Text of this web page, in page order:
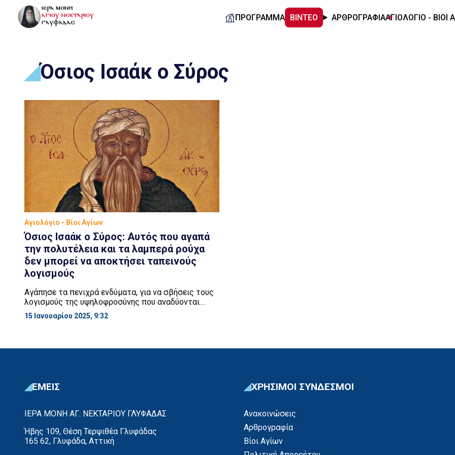
ΠΡΟΓΡΑΜΜΑ ΒΙΝΤΕΟ ΑΡΘΡΟΓΡΑΦΙΑΑΓΙΟΛΟΓΙΟ - ΒΙΟΙ
Όσιος Ισαάκ ο Σύρος
Αγιολόγιο - Βίοι Αγίων
Όσιος Ισαάκ ο Σύρος: Αυτός που αγαπά
την πολυτέλεια και τα λαμπερά ρούχα
δεν μπορεί να αποκτήσει ταπεινούς
λογισμούς
Αγάπησε τα πενιχρά ενδύματα, για να σβήσεις τους
λογισμούς της υψηλοφροσύνης που αναδύονται
μέσα σου. Γιατί αυτός που αγαπά την πολυτέλεια και
τα λαμπερά ρούχα δεν μπορεί να αποκτήσει
Όσιος Ισαάκ ο Σύρος
15 Ιανουαρίου 2025, 9:32
ΕΜΕΙΣ
ΙΕΡΑ ΜΟΝΗ ΑΓ. ΝΕΚΤΑΡΙΟΥ ΓΛΥΦΑΔΑΣ
Ήβης 109, Θέση Τερψιθέα Γλυφάδας
165 62, Γλυφάδα, Αττική
ΧΡΗΣΙΜΟΙ ΣΥΝΔΕΣΜΟΙ
Ανακοινώσεις
Αρθρογραφία
Βίοι Αγίων